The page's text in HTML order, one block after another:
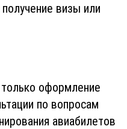
визы или
оформление
по вопросам
авиабилетов